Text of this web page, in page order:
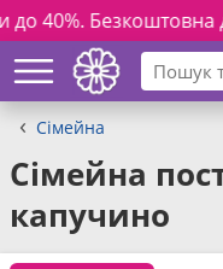
доставка по
Сімейна
Сімейна
капучино